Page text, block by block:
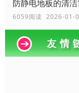
防静电地板的清
6059阅读 2026-01-